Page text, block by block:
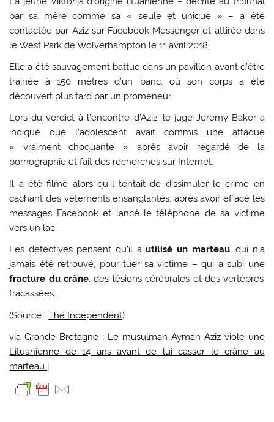
par sa mère comme sa « seule et unique » – a été
contactée par Aziz sur Facebook Messenger et attirée dans
le West Park de Wolverhampton le 11 avril 2018.
Elle a été sauvagement battue dans un pavillon avant d’être
traînée à 150 mètres d’un banc, où son corps a été
découvert plus tard par un promeneur.
Lors du verdict à l’encontre d’Aziz, le juge Jeremy Baker a
indiqué que l’adolescent avait commis une attaque
« vraiment choquante » après avoir regardé de la
pornographie et fait des recherches sur Internet.
Il a été filmé alors qu’il tentait de dissimuler le crime en
cachant des vêtements ensanglantés, après avoir effacé les
messages Facebook et lancé le téléphone de sa victime
vers un lac.
Les détectives pensent qu’il autilisé un marteau, qui n’a
jamais été retrouvé, pour tuer sa victime – qui a subi une
fracture du crâne, des lésions cérébrales et des vertèbres
fracassées.
(Source :The Independent)
viaGrande-Bretagne : Le musulman Ayman Aziz viole une
Lituanienne de 14 ans avant de lui casser le crâne au
marteau |